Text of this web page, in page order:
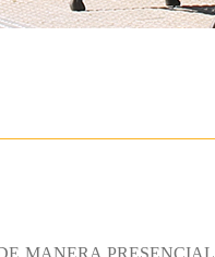
MANERA PRESENCIAL